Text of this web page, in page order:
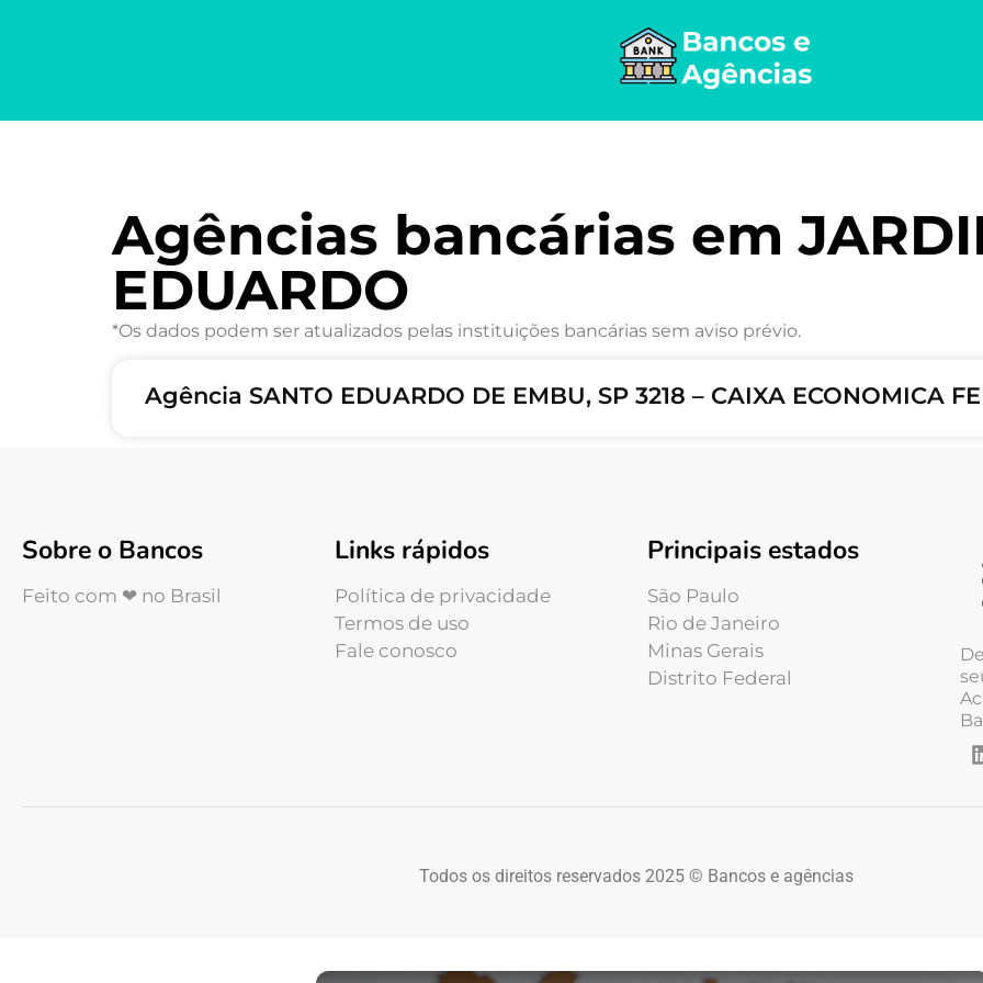
Agências bancárias em
EDUARDO
*Os dados podem ser atualizados pelas instituições bancárias sem aviso prévio.
Agência SANTO EDUARDO DE EMBU, SP 3218 – CAIXA ECONOMICA
Sobre o Bancos
Feito com ❤ no Brasil
Links rápidos
Política de privacidade
Termos de uso
Fale conosco
Principais estados
São Paulo
Rio de Janeiro
Minas Gerais
Distrito Federal
Todos os direitos reservados 2025 © Bancos e agências
×